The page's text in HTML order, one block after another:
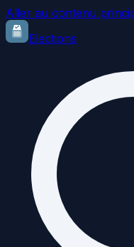
Aller au contenu
Elections